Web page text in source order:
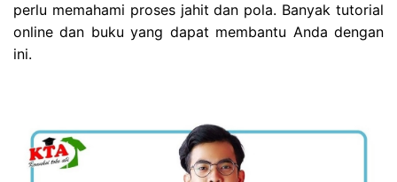
perlu memahami proses jahit dan pola. Banyak tutorial
online dan buku yang dapat membantu Anda dengan
ini.